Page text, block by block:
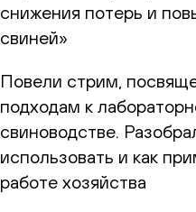
снижения потерь и
свиней»
Повели стрим,
подходам к
свиноводстве.
использовать и как
работе хозяйства